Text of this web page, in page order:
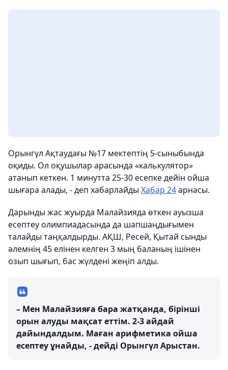
Орынгүл Ақтаудағы №17 мектептің 5-сыныбында
оқиды. Ол оқушылар арасында «калькулятор»
атанып кеткен. 1 минутта 25-30 есепке дейін ойша
шығара алады, - деп хабарлайды Хабар 24арнасы.
Дарынды жас жуырда Малайзияда өткен ауызша
есептеу олимпиадасында да шапшаңдығымен
талайды таңқалдырды. АҚШ, Ресей, Қытай сынды
әлемнің 45 елінен келген 3 мың баланың ішінен
озып шығып, бас жүлдені жеңіп алды.
– Мен Малайзияға бара жатқанда, бірінші
орын алуды мақсат еттім. 2-3 айдай
дайындалдым. Маған арифметика ойша
есептеу ұнайды, - дейді Орынгүл Арыстан.